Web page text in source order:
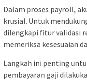
Dalam proses payroll,
krusial. Untuk
dilengkapi fitur validasi
memeriksa kesesuaian
Langkah ini penting
pembayaran gaji